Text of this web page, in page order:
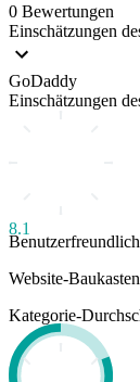
0 Bewertungen
Einschätzungen
GoDaddy
Einschätzungen
8.1
Website-Baukasten
Kategorie-